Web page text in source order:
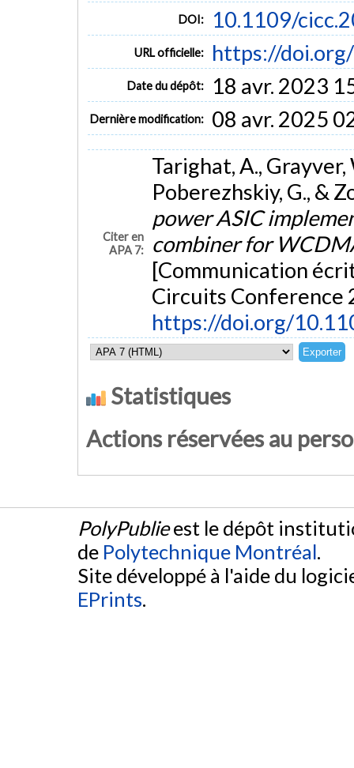
DOI: 10.1109/
URL officielle: https://
Date du dépôt: 18 avr. 2023
Dernière modification: 08 avr. 2025
Citer en
APA 7:
Tarighat, A., Grayver,
Poberezhskiy, G., &
power ASIC
combiner for
[Communication
Circuits Conference
https://doi.org/
Statistiques
Actions réservées au
PolyPublieest le dépôt
de Polytechnique Montréal.
Site développé à l'aide du
EPrints.